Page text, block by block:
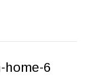
home-6